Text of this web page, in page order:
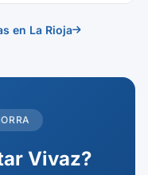
en La Rioja
Vivaz?